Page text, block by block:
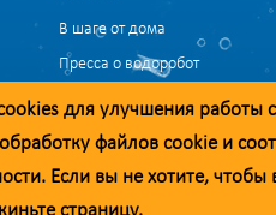
В шаге от дома
Пресса о водоробот
для улучшения работы
файлов cookieи
. Если вы не хотите,
страницу.